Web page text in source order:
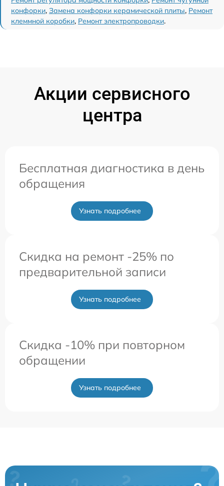
конфорки, Замена конфорки керамической плиты, Ремонт
клеммной коробки, Ремонт электропроводки.
Акции сервисного
центра
Бесплатная диагностика в день
обращения
Узнать подробнее
Скидка на ремонт -25% по
предварительной записи
Узнать подробнее
Скидка -10% при повторном
обращении
Узнать подробнее